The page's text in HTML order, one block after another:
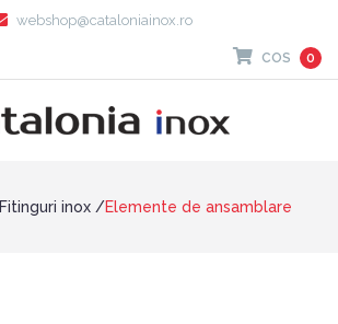
webshop@cataloniainox.ro
COS 0
Fitinguri inox Elemente de ansamblare